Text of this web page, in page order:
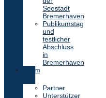
Seestadt
Bremerhaven
Publikumstag
und
festlicher
Abschluss
in
Bremerhaven
Team
Partner
Unterstützer